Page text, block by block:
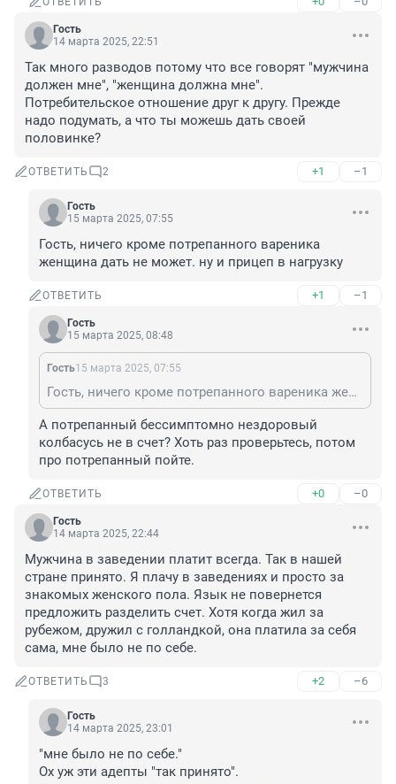
Гость
14 марта 2025, 22:51
Так много разводов потому что все говорят "мужчина
должен мне", "женщина должна мне".
Потребительское отношение друг к другу. Прежде
надо подумать, а что ты можешь дать своей
половинке?
ОТВЕТИТЬ 2 +1 –1
Гость
15 марта 2025, 07:55
Гость, ничего кроме потрепанного вареника
женщина дать не может. ну и прицеп в нагрузку
ОТВЕТИТЬ +1 –1
Гость
15 марта 2025, 08:48
Гость15 марта 2025, 07:55
Гость, ничего кроме потрепанного вареника женщина дать не может. ну и прицеп в нагрузку
А потрепанный бессимптомно нездоровый
колбасусь не в счет? Хоть раз проверьтесь, потом
про потрепанный пойте.
ОТВЕТИТЬ +0 –0
Гость
14 марта 2025, 22:44
Мужчина в заведении платит всегда. Так в нашей
стране принято. Я плачу в заведениях и просто за
знакомых женского пола. Язык не повернется
предложить разделить счет. Хотя когда жил за
рубежом, дружил с голландкой, она платила за себя
сама, мне было не по себе.
ОТВЕТИТЬ 3 +2 –6
Гость
14 марта 2025, 23:01
"мне было не по себе."
Ох уж эти адепты "так принято".